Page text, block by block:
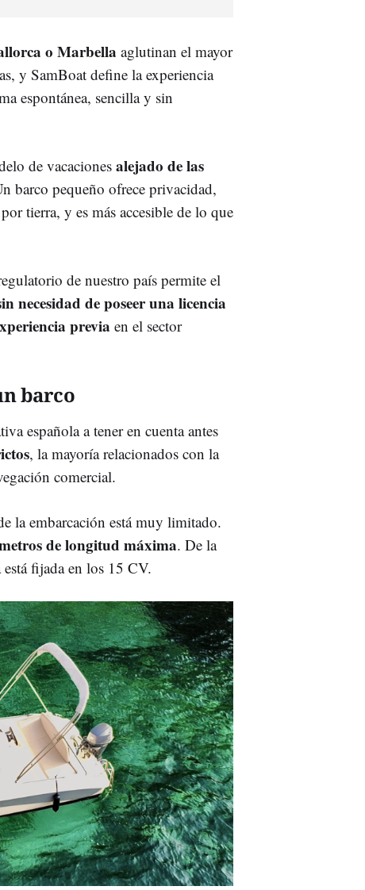
o Marbella aglutinan el mayor
y SamBoat define la experiencia
espontánea, sencilla y sin
de vacaciones alejado de las
barco pequeño ofrece privacidad,
tierra, y es más accesible de lo que
de nuestro país permite el
necesidad de poseer una licencia
previa en el sector
barco
española a tener en cuenta antes
, la mayoría relacionados con la
comercial.
la embarcación está muy limitado.
de longitud máxima. De la
fijada en los 15 CV.